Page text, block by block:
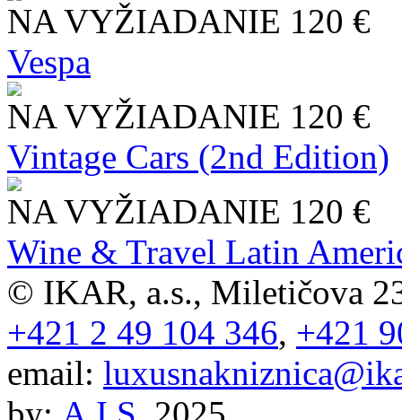
NA VYŽIADANIE 120 €
Vespa
NA VYŽIADANIE 120 €
Vintage Cars (2nd Edition)
NA VYŽIADANIE 120 €
Wine & Travel Latin
© IKAR, a.s., Miletičova
+421 2 49 104 346, +421
email: